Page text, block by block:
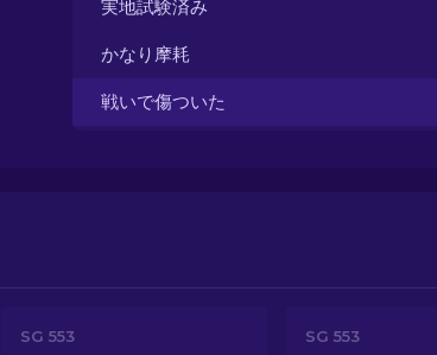
実地試験済み
かなり摩耗
戦いで傷ついた
SG 553 SG 553